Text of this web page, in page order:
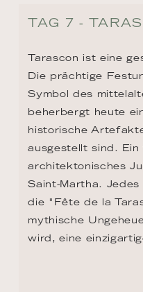
TAG 7 -
Tarascon ist eine
Die prächtige
Symbol des
beherbergt heute
historische
ausgestellt sind. Ein
architektonisches
Saint-Martha.
die "Fête de la
mythische
wird, eine